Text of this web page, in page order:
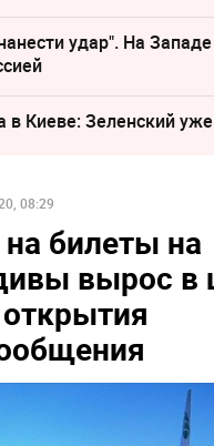
удар". На
в Киеве: Зеленский
08:29
билеты на
вырос в